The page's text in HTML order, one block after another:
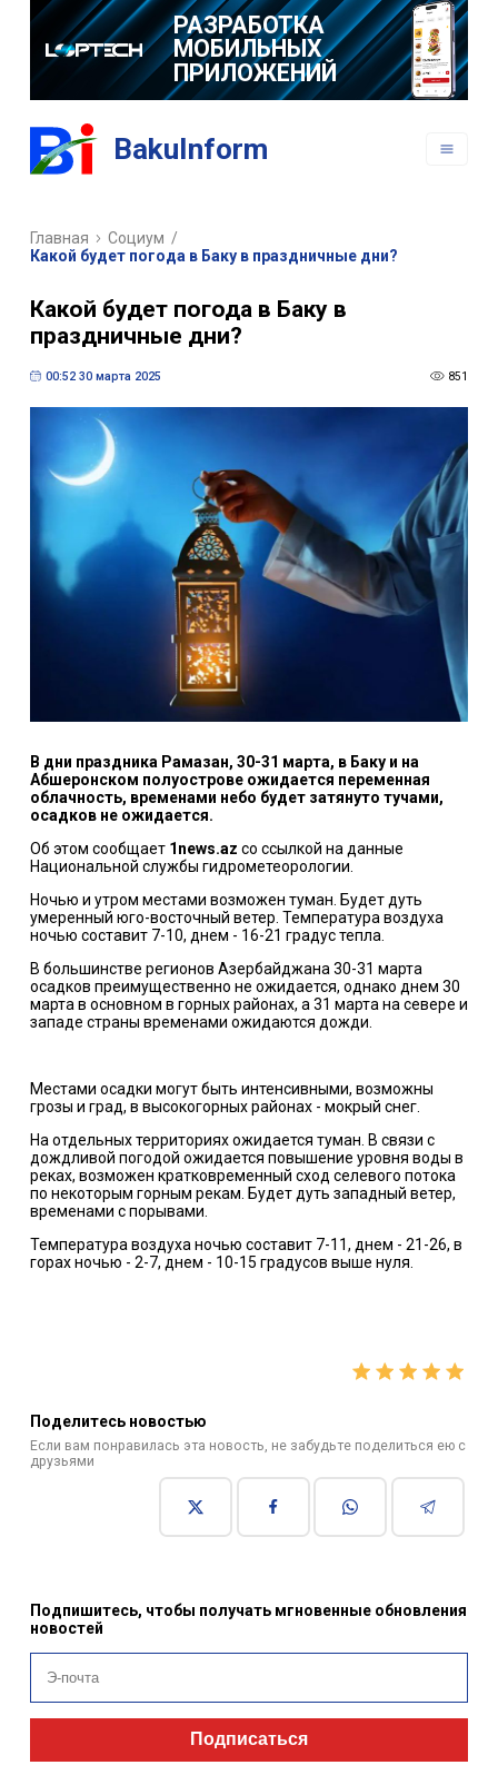
РАЗРАБОТКА
МОБИЛЬНЫХ
ПРИЛОЖЕНИЙ
BakuInform
Главная Социум /
Какой будет погода в Баку в праздничные дни?
Какой будет погода в Баку в
праздничные дни?
00:52 30 марта 2025 851
В дни праздника Рамазан, 30-31 марта, в Баку и на
Абшеронском полуострове ожидается переменная
облачность, временами небо будет затянуто тучами,
осадков не ожидается.
Об этом сообщает 1news.az со ссылкой на данные
Национальной службы гидрометеорологии.
Ночью и утром местами возможен туман. Будет дуть
умеренный юго-восточный ветер. Температура воздуха
ночью составит 7-10, днем - 16-21 градус тепла.
В большинстве регионов Азербайджана 30-31 марта
осадков преимущественно не ожидается, однако днем 30
марта в основном в горных районах, а 31 марта на севере и
западе страны временами ожидаются дожди.
Местами осадки могут быть интенсивными, возможны
грозы и град, в высокогорных районах - мокрый снег.
На отдельных территориях ожидается туман. В связи с
дождливой погодой ожидается повышение уровня воды в
реках, возможен кратковременный сход селевого потока
по некоторым горным рекам. Будет дуть западный ветер,
временами с порывами.
Температура воздуха ночью составит 7-11, днем - 21-26, в
горах ночью - 2-7, днем - 10-15 градусов выше нуля.
Поделитесь новостью
Если вам понравилась эта новость, не забудьте поделиться ею с
друзьями
Подпишитесь, чтобы получать мгновенные обновления
новостей
Подписаться